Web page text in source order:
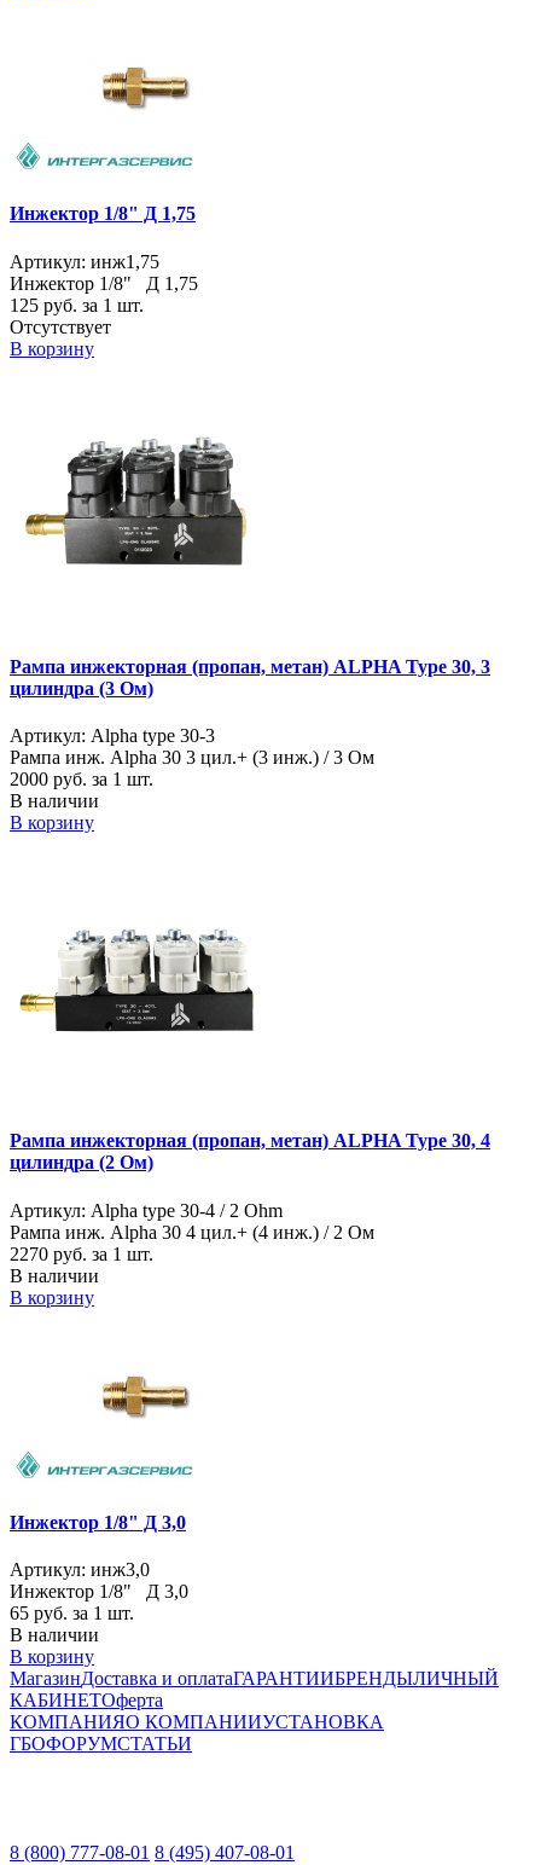
Инжектор 1/8" Д 1,75
Артикул: инж1,75
Инжектор 1/8" Д 1,75
125 руб. за 1 шт.
Отсутствует
В корзину
Рампа инжекторная (пропан, метан) ALPHA Type 30, 3
цилиндра (3 Ом)
Артикул: Alpha type 30-3
Рампа инж. Alpha 30 3 цил.+ (3 инж.) / 3 Ом
2000 руб. за 1 шт.
В наличии
В корзину
Рампа инжекторная (пропан, метан) ALPHA Type 30, 4
цилиндра (2 Ом)
Артикул: Alpha type 30-4 / 2 Ohm
Рампа инж. Alpha 30 4 цил.+ (4 инж.) / 2 Ом
2270 руб. за 1 шт.
В наличии
В корзину
Инжектор 1/8" Д 3,0
Артикул: инж3,0
Инжектор 1/8" Д 3,0
65 руб. за 1 шт.
В наличии
В корзину
МагазинДоставка и оплатаГАРАНТИИБРЕНДЫЛИЧНЫЙ
КАБИНЕТОферта
КОМПАНИЯО КОМПАНИИУСТАНОВКА
ГБОФОРУМСТАТЬИ
8 (800) 777-08-01 8 (495) 407-08-01